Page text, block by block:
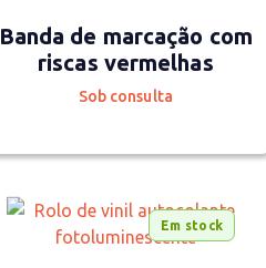
Banda de marcação com
riscas vermelhas
Sob consulta
Em stock